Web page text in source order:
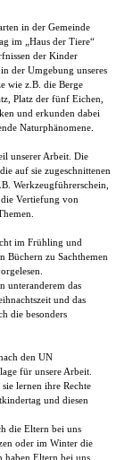
in der Gemeinde
im „Haus der Tiere“
der Kinder
der Umgebung unseres
wie z.B. die Berge
Platz der fünf Eichen,
und erkunden dabei
Naturphänomene.
unserer Arbeit. Die
auf sie zugeschnittenen
Werkzeugführerschein,
Vertiefung von
im Frühling und
Büchern zu Sachthemen
unteranderem das
und das
die besonders
den UN
für unsere Arbeit.
lernen ihre Rechte
und diesen
die Eltern bei uns
oder im Winter die
haben Eltern bei uns